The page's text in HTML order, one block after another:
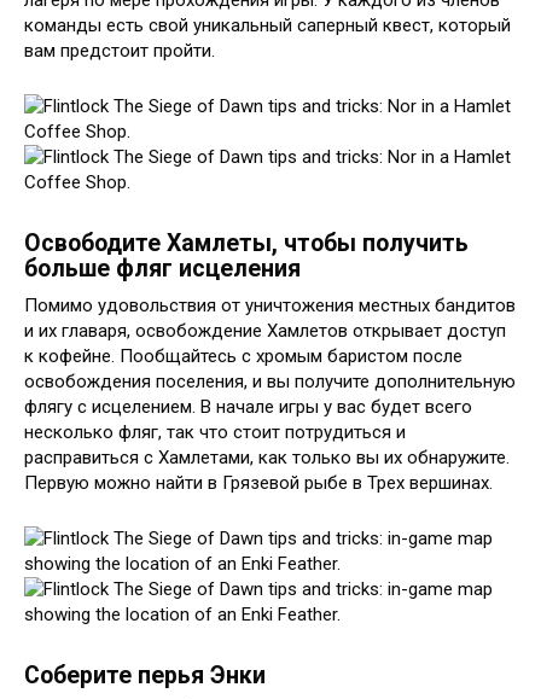
команды есть свой уникальный саперный квест, который
вам предстоит пройти.
Освободите Хамлеты, чтобы получить
больше фляг исцеления
Помимо удовольствия от уничтожения местных бандитов
и их главаря, освобождение Хамлетов открывает доступ
к кофейне. Пообщайтесь с хромым баристом после
освобождения поселения, и вы получите дополнительную
флягу с исцелением. В начале игры у вас будет всего
несколько фляг, так что стоит потрудиться и
расправиться с Хамлетами, как только вы их обнаружите.
Первую можно найти в Грязевой рыбе в Трех вершинах.
Соберите перья Энки